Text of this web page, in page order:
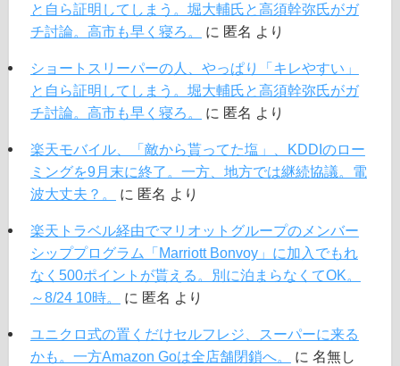
と自ら証明してしまう。堀大輔氏と高須幹弥氏がガ
チ討論。高市も早く寝ろ。
に 匿名 より
ショートスリーパーの人、やっぱり「キレやすい」
と自ら証明してしまう。堀大輔氏と高須幹弥氏がガ
チ討論。高市も早く寝ろ。
に 匿名 より
楽天モバイル、「敵から貰ってた塩」、KDDIのロー
ミングを9月末に終了。一方、地方では継続協議。電
波大丈夫？。
に 匿名 より
楽天トラベル経由でマリオットグループのメンバー
シッププログラム「Marriott Bonvoy」に加入でもれ
なく500ポイントが貰える。別に泊まらなくてOK。
～8/24 10時。
に 匿名 より
ユニクロ式の置くだけセルフレジ、スーパーに来る
かも。一方Amazon Goは全店舗閉鎖へ。
に 名無し